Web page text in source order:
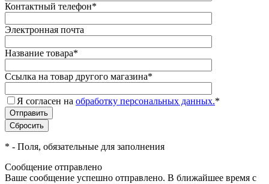
Контактный телефон*
Электронная почта
Название товара*
Ссылка на товар другого магазина*
Я согласен на обработку персональных данных.*
* - Поля, обязательные для заполнения
Сообщение отправлено
Ваше сообщение успешно отправлено. В ближайшее время с